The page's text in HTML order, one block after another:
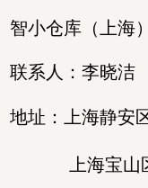
智小仓库（上海
联系人：李晓洁
地址：上海静安
上海宝山区